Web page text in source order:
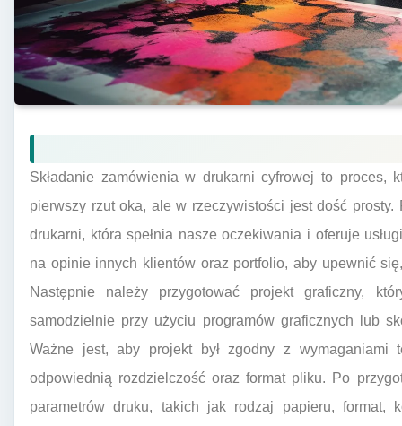
Składanie zamówienia w drukarni cyfrowej to proces,
pierwszy rzut oka, ale w rzeczywistości jest dość
drukarni, która spełnia nasze oczekiwania i oferuje
na opinie innych klientów oraz portfolio, aby upewnić
Następnie należy przygotować projekt graficzny,
samodzielnie przy użyciu programów graficznych lub
Ważne jest, aby projekt był zgodny z wymaganiami
odpowiednią rozdzielczość oraz format pliku. Po
parametrów druku, takich jak rodzaj papieru, format,